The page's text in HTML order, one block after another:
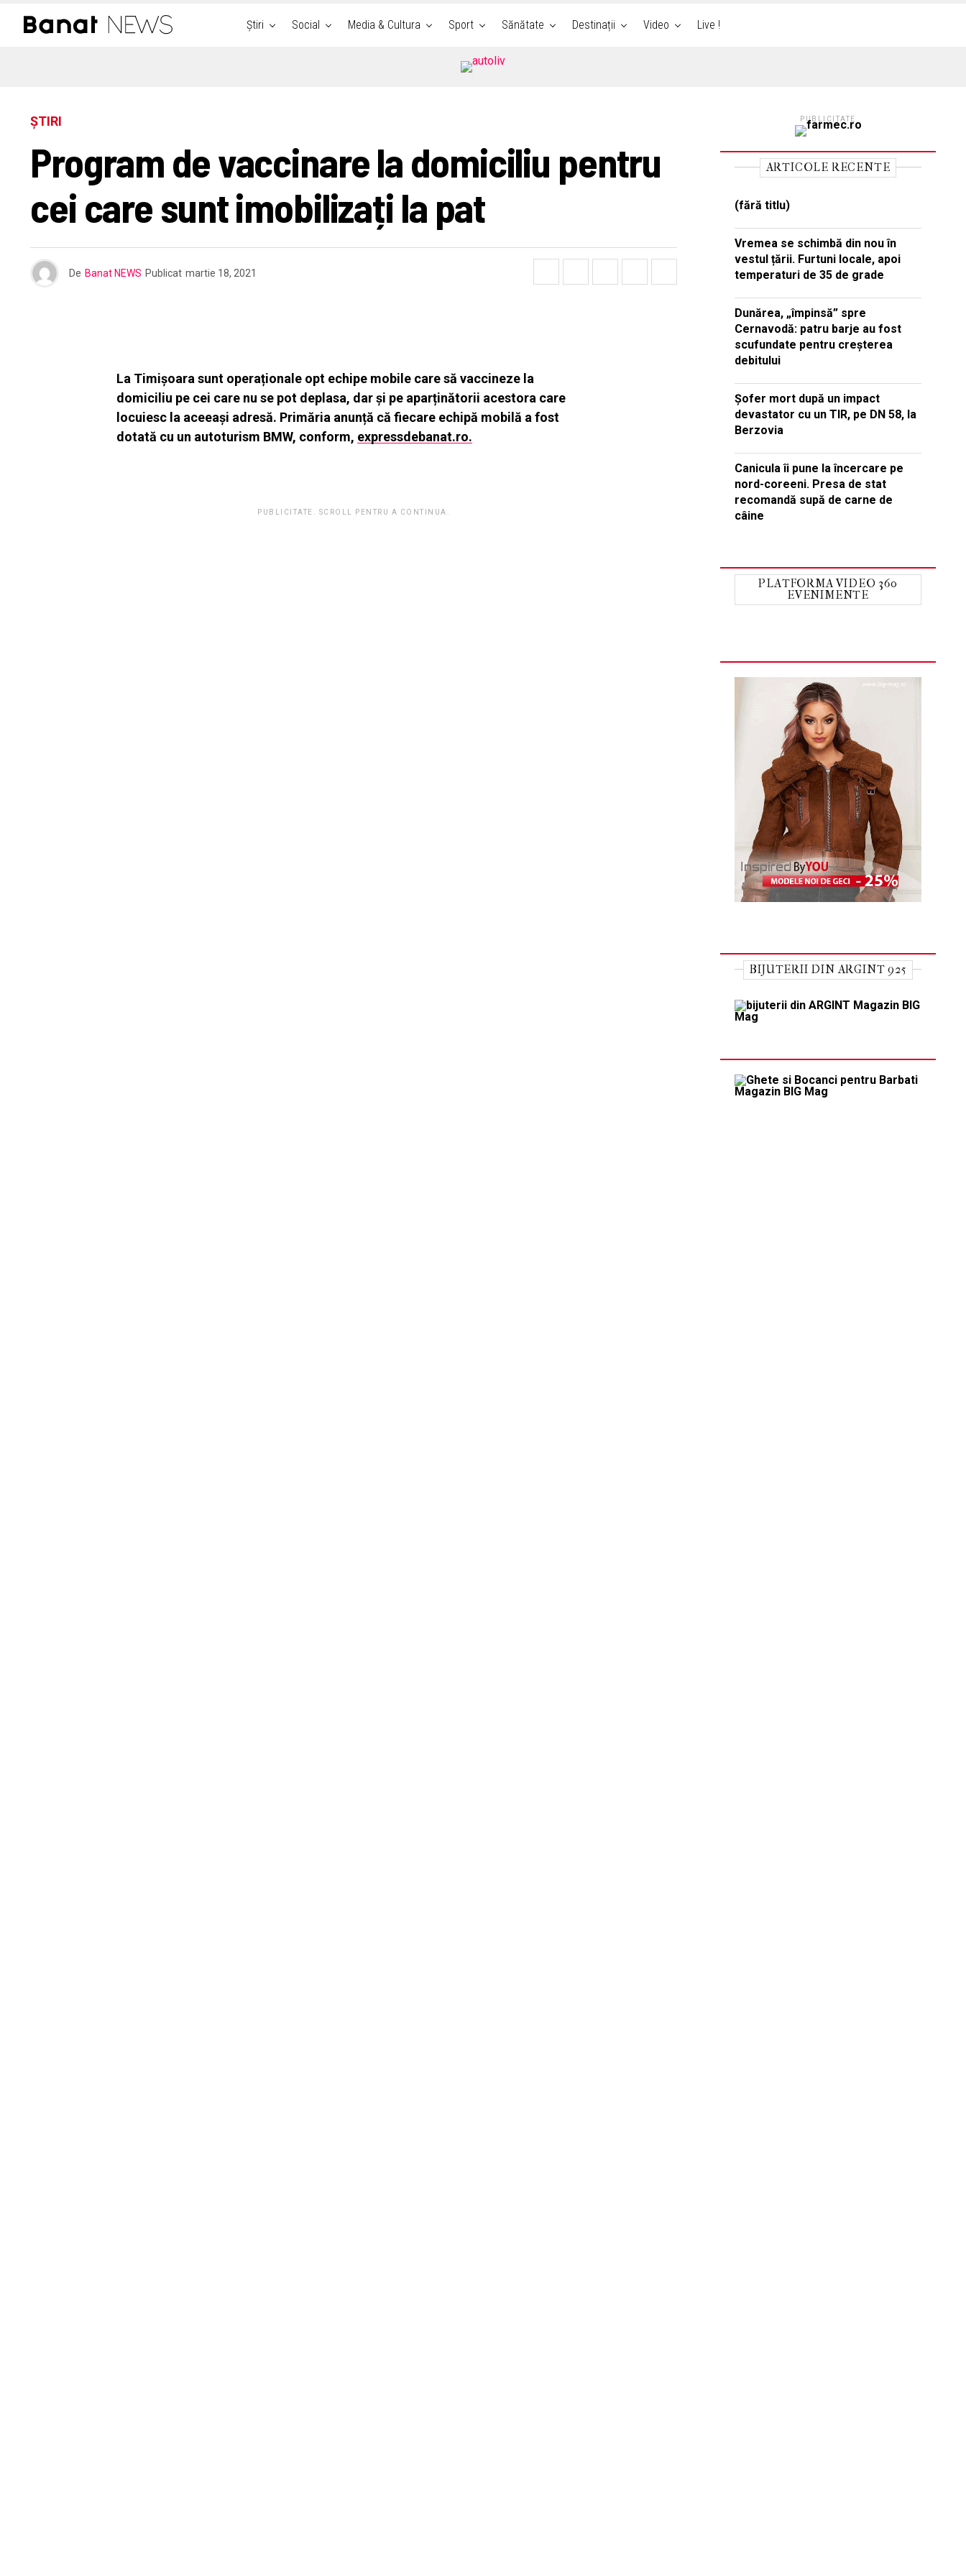
Știri Social Media & Cultura Sport Sănătate Destinații Video Live !
ȘTIRI
Program de vaccinare la domiciliu pentru
cei care sunt imobilizați la pat
De Banat NEWS Publicat martie 18, 2021
La Timișoara sunt operaționale opt echipe mobile care să vaccineze la
domiciliu pe cei care nu se pot deplasa, dar și pe aparținătorii acestora care
locuiesc la aceeași adresă. Primăria anunță că fiecare echipă mobilă a fost
dotată cu un autoturism BMW, conform, expressdebanat.ro.
PUBLICITATE. SCROLL PENTRU A CONTINUA.
PUBLICITATE
ARTICOLE RECENTE
(fără titlu)
Vremea se schimbă din nou în
vestul țării. Furtuni locale, apoi
temperaturi de 35 de grade
Dunărea, „împinsă” spre
Cernavodă: patru barje au fost
scufundate pentru creșterea
debitului
Șofer mort după un impact
devastator cu un TIR, pe DN 58, la
Berzovia
Canicula îi pune la încercare pe
nord-coreeni. Presa de stat
recomandă supă de carne de
câine
PLATFORMA VIDEO 360
EVENIMENTE
BIJUTERII DIN ARGINT 925